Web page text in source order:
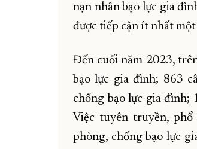
nạn nhân bạo lực gia
được tiếp cận ít nhất
Đến cuối năm 2023,
bạo lực gia đình; 863
chống bạo lực gia đình;
Việc tuyên truyền,
phòng, chống bạo lực